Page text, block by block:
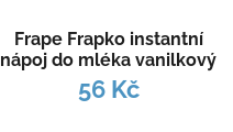
Frape Frapko instantní
nápoj do mléka vanilkový
200g
56 Kč